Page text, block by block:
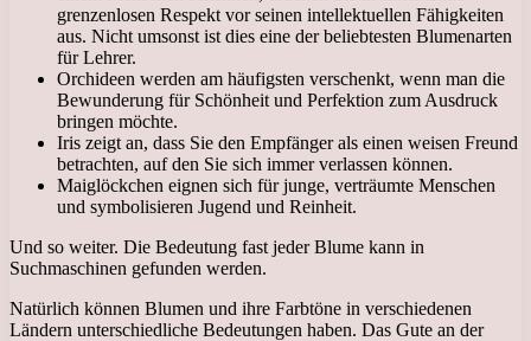
grenzenlosen Respekt vor seinen intellektuellen Fähigkeiten
aus. Nicht umsonst ist dies eine der beliebtesten Blumenarten
für Lehrer.
Orchideen werden am häufigsten verschenkt, wenn man die
Bewunderung für Schönheit und Perfektion zum Ausdruck
bringen möchte.
Iris zeigt an, dass Sie den Empfänger als einen weisen Freund
betrachten, auf den Sie sich immer verlassen können.
Maiglöckchen eignen sich für junge, verträumte Menschen
und symbolisieren Jugend und Reinheit.
Und so weiter. Die Bedeutung fast jeder Blume kann in
Suchmaschinen gefunden werden.
Natürlich können Blumen und ihre Farbtöne in verschiedenen
Ländern unterschiedliche Bedeutungen haben. Das Gute an der